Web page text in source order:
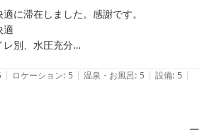
ち時間に関しまして、ご不便をおかけして
ん。朝食会場のサービスにつきましても、
し、より快適にご利用いただけるよう改善
は、ぜひ当ホテルをご利用くださいませ。
越しを心よりお待ち申し上げております。
に滞在しました。感謝です。
適
レ別、水圧充分
| ロケーション: 5 | 温泉・お風呂: 5 | 設備: 5 |